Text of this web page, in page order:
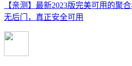
【亲测】最新2023版完美可用的聚
无后门，真正安全可用